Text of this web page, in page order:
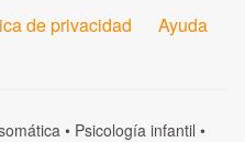
de privacidad
Ayuda
• Psicología infantil •